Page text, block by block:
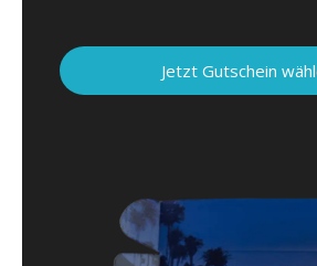
Jetzt Gutschein